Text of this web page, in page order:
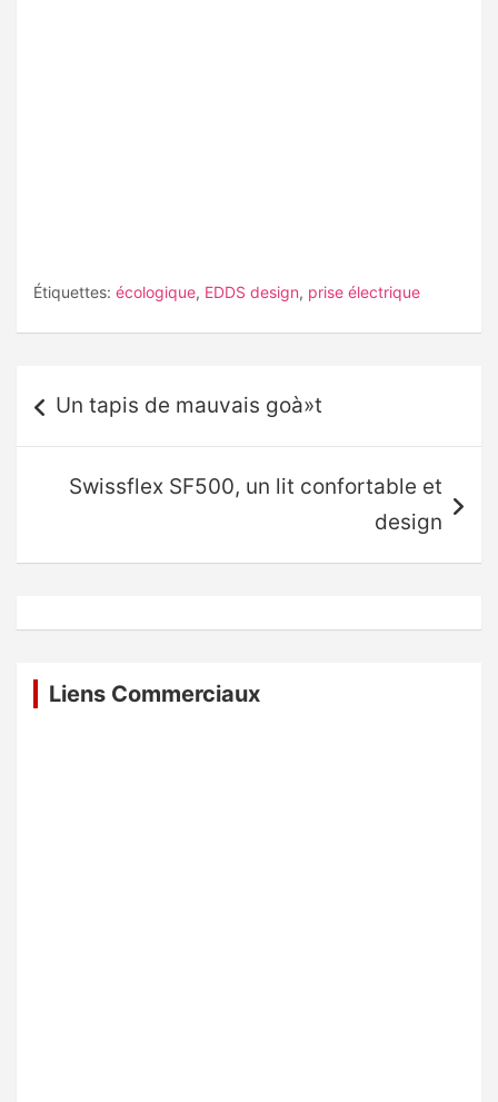
Étiquettes: écologique, EDDS design, prise électrique
de
l’article
Un tapis de mauvais goà»t
Swissflex SF500, un lit confortable et
design
Liens Commerciaux